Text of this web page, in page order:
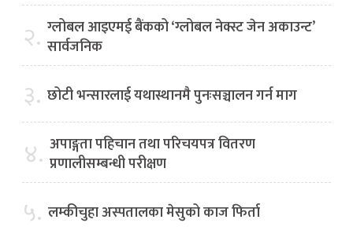
२. ग्लोबल आइएमई बैंकको ‘ग्लोबल नेक्स्ट जेन अकाउन्ट’
सार्वजनिक
३. छोटी भन्सारलाई यथास्थानमै पुनःसञ्चालन गर्न माग
४. अपाङ्गता पहिचान तथा परिचयपत्र वितरण
प्रणालीसम्बन्धी परीक्षण
५. लम्कीचुहा अस्पतालका मेसुको काज फिर्ता